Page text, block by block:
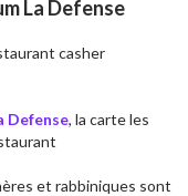
La Defense
casher
Defense, la carte les
et rabbiniques sont